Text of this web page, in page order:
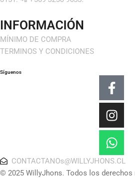
INFORMACIÓN
MÍNIMO DE COMPRA
TERMINOS Y CONDICIONES
Síguenos
f
CONTACTANOs@WILLYJHONS.CL
© 2025 WillyJhons. Todos los derechos